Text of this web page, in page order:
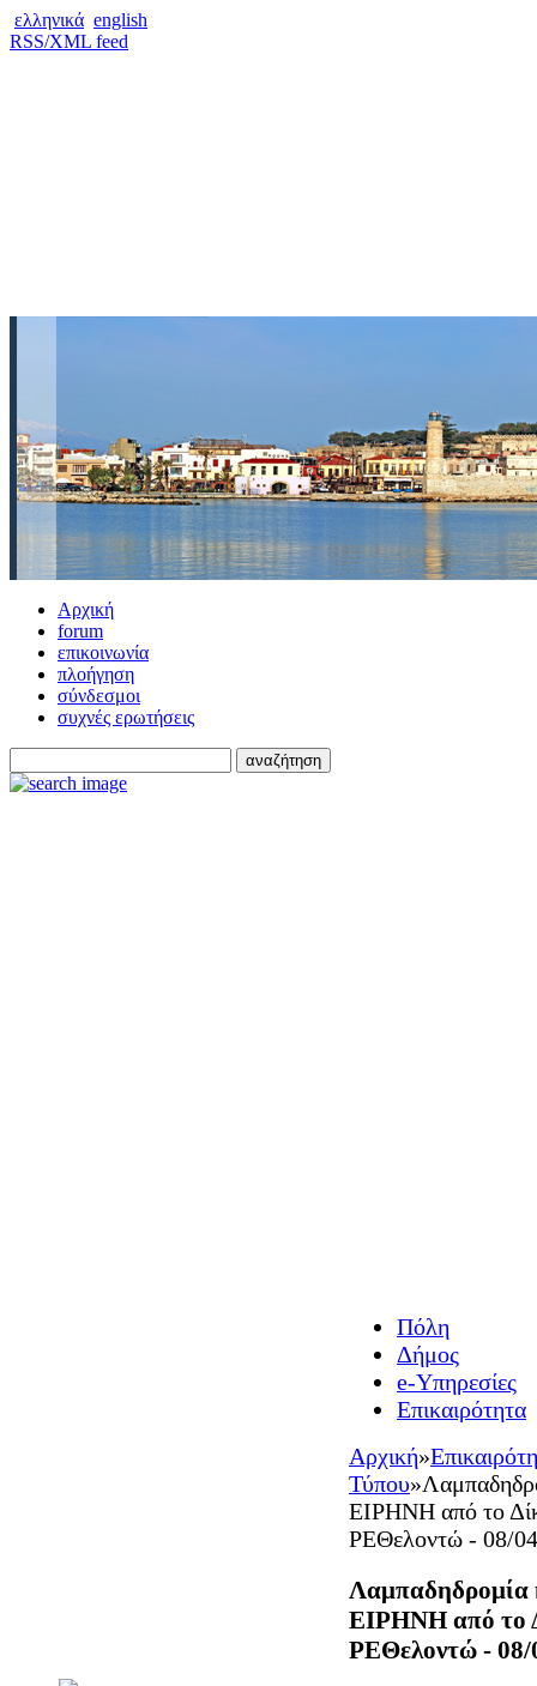
ελληνικά english
RSS/XML feed
Αρχική
forum
επικοινωνία
πλοήγηση
σύνδεσμοι
συχνές ερωτήσεις
Πόλη
Δήμος
e-Υπηρεσίες
Επικαιρότητα
Αρχική»
Τύπου»
ΕΙΡΗΝΗ από το
ΡΕΘελοντώ - 08/
Λαμπαδηδρομία
ΕΙΡΗΝΗ από το
ΡΕΘελοντώ - 08/